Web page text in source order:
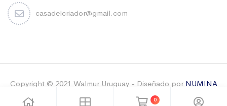
casadelcriador@gmail.com
Copyright © 2021 Walmur Uruguay - Diseñado por NUMINA
& Sebastian Carbonell
-Todos los derechos reservados
0